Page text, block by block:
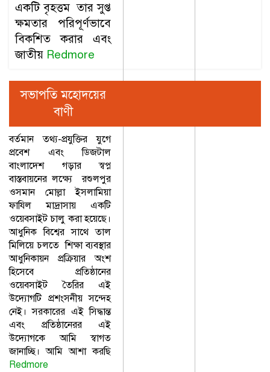
একটি বৃহত্তম তার সুপ্ত
ক্ষমতার পরিপূর্ণভাবে
বিকশিত করার এবং
জাতীয় Redmore
সভাপতি মহোদয়ের
বাণী
বর্তমান তথ্য-প্রযুক্তির যুগে
প্রবেশ এবং ডিজটাল
বাংলাদেশ গড়ার স্বপ্ন
বাস্তবায়নের লক্ষ্যে রশুলপুর
ওসমান মোল্লা ইসলামিয়া
ফাযিল মাদ্রাসায় একটি
ওয়েবসাইট চালু করা হয়েছে।
আধুনিক বিশ্বের সাথে তাল
মিলিয়ে চলতে শিক্ষা ব্যবস্থার
আধুনিকায়ন প্রক্রিয়ার অংশ
হিসেবে প্রতিষ্ঠানের
ওয়েবসাইট তৈরির এই
উদ্যোগটি প্রশংসনীয় সন্দেহ
নেই। সরকারের এই সিদ্ধান্ত
এবং প্রতিষ্ঠানেরর এই
উদ্যোগকে আমি স্বাগত
জানাচ্ছি। আমি আশা করছি
Redmore